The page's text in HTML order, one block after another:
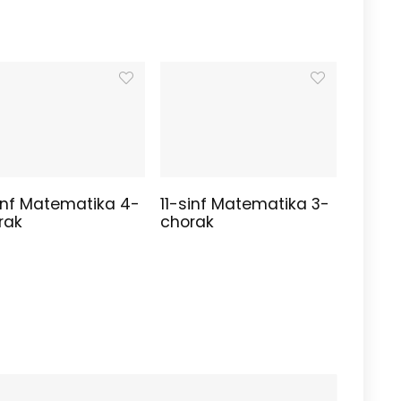
Matematika 4-
11-sinf Matematika 3-
chorak